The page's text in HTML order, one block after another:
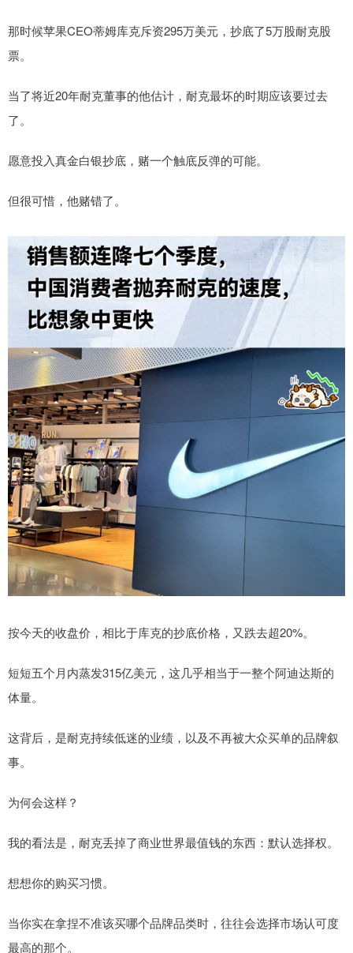
那时候苹果CEO蒂姆库克斥资295万美元，抄底了5万股耐克股
票。
当了将近20年耐克董事的他估计，耐克最坏的时期应该要过去
了。
愿意投入真金白银抄底，赌一个触底反弹的可能。
但很可惜，他赌错了。
按今天的收盘价，相比于库克的抄底价格，又跌去超20%。
短短五个月内蒸发315亿美元，这几乎相当于一整个阿迪达斯的
体量。
这背后，是耐克持续低迷的业绩，以及不再被大众买单的品牌叙
事。
为何会这样？
我的看法是，耐克丢掉了商业世界最值钱的东西：默认选择权。
想想你的购买习惯。
当你实在拿捏不准该买哪个品牌品类时，往往会选择市场认可度
最高的那个。